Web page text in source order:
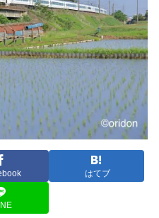
はてブ